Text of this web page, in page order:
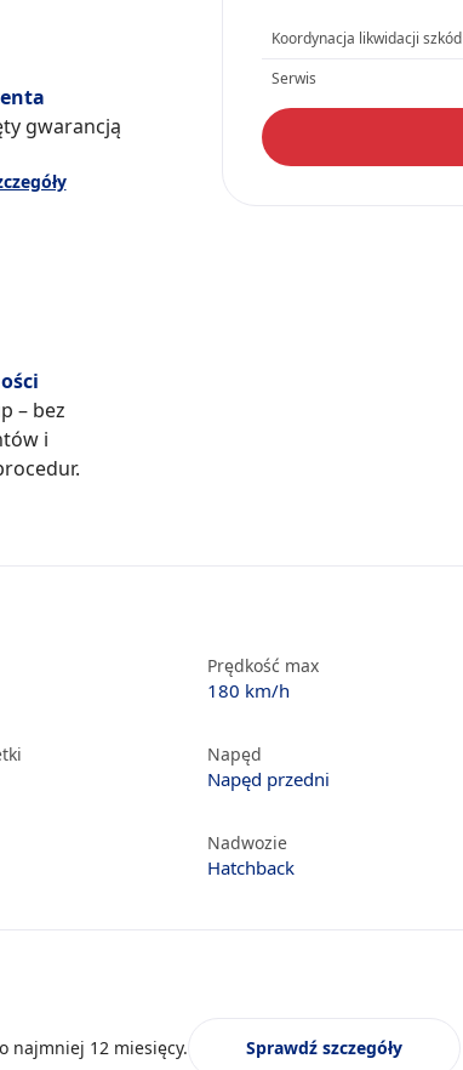
Koordynacja likwidacji szkód
Serwis
gwarancją
– bez
i
Prędkość max
180 km/h
Napęd
Napęd przedni
Nadwozie
Hatchback
najmniej 12 miesięcy. Sprawdź szczegóły